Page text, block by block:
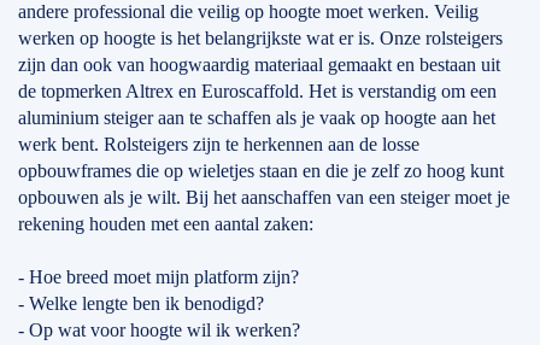
andere professional die veilig op hoogte moet werken. Veilig
werken op hoogte is het belangrijkste wat er is. Onze rolsteigers
zijn dan ook van hoogwaardig materiaal gemaakt en bestaan uit
de topmerken Altrex en Euroscaffold. Het is verstandig om een
aluminium steiger aan te schaffen als je vaak op hoogte aan het
werk bent. Rolsteigers zijn te herkennen aan de losse
opbouwframes die op wieletjes staan en die je zelf zo hoog kunt
opbouwen als je wilt. Bij het aanschaffen van een steiger moet je
rekening houden met een aantal zaken:
- Hoe breed moet mijn platform zijn?
- Welke lengte ben ik benodigd?
- Op wat voor hoogte wil ik werken?